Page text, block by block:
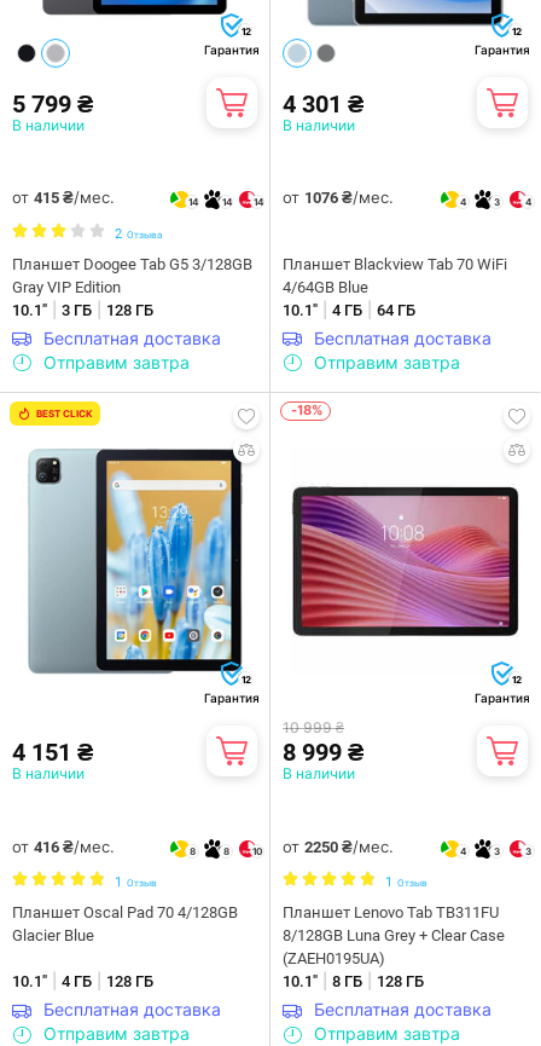
12
Гарантия
5 799 ₴
В наличии
от 415 ₴/мес. 14 14 14
2 Отзыва
Планшет Doogee Tab G5 3/128GB
Gray VIP Edition
10.1"
3 ГБ 128 ГБ
Бесплатная доставка
Отправим завтра
12
Гарантия
4 301 ₴
В наличии
от 1076 ₴/мес. 4 3 4
Планшет Blackview Tab 70 WiFi
4/64GB Blue
10.1"
4 ГБ 64 ГБ
Бесплатная доставка
Отправим завтра
BEST CLICK
12
Гарантия
4 151 ₴
В наличии
от 416 ₴/мес. 8 8 10
1 Отзыв
Планшет Oscal Pad 70 4/128GB
Glacier Blue
10.1" 4 ГБ 128 ГБ
Бесплатная доставка
Отправим завтра
-18%
12
Гарантия
10 999 ₴
8 999 ₴
В наличии
от 2250 ₴/мес. 4 3 3
1 Отзыв
Планшет Lenovo Tab TB311FU
8/128GB Luna Grey + Clear Case
(ZAEH0195UA)
10.1"
8 ГБ 128 ГБ
Бесплатная доставка
Отправим завтра